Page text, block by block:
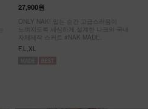
27,900원
ONLY NAK! 입는 순간 고급스러움이
느껴지도록 세심하게 설계한 나크의 국내
자체제작 스커트 #NAK MADE.
F,L,XL